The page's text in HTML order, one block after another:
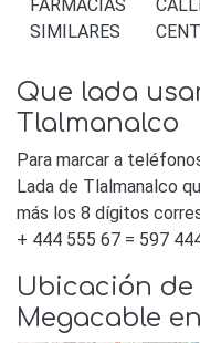
FARMACIAS
SIMILARES
Que lada
Tlalmanalco
Para marcar a
Lada de Tlalmanalco
más los 8 dígitos
+ 444 555 67 = 597
Ubicación
Megacable